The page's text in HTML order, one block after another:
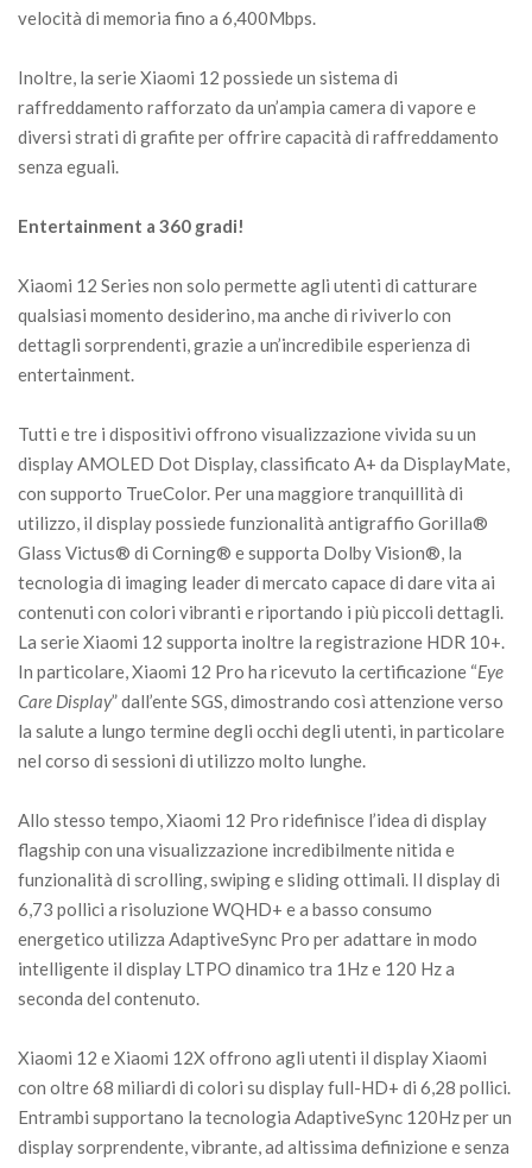
velocità di memoria fino a 6,400Mbps.
Inoltre, la serie Xiaomi 12 possiede un sistema di
raffreddamento rafforzato da un’ampia camera di vapore e
diversi strati di grafite per offrire capacità di raffreddamento
senza eguali.
Entertainment a 360 gradi!
Xiaomi 12 Series non solo permette agli utenti di catturare
qualsiasi momento desiderino, ma anche di riviverlo con
dettagli sorprendenti, grazie a un’incredibile esperienza di
entertainment.
Tutti e tre i dispositivi offrono visualizzazione vivida su un
display AMOLED Dot Display, classificato A+ da DisplayMate,
con supporto TrueColor. Per una maggiore tranquillità di
utilizzo, il display possiede funzionalità antigraffio Gorilla®
Glass Victus® di Corning® e supporta Dolby Vision®, la
tecnologia di imaging leader di mercato capace di dare vita ai
contenuti con colori vibranti e riportando i più piccoli dettagli.
La serie Xiaomi 12 supporta inoltre la registrazione HDR 10+.
In particolare, Xiaomi 12 Pro ha ricevuto la certificazione “Eye
Care Display” dall’ente SGS, dimostrando così attenzione verso
la salute a lungo termine degli occhi degli utenti, in particolare
nel corso di sessioni di utilizzo molto lunghe.
Allo stesso tempo, Xiaomi 12 Pro ridefinisce l’idea di display
flagship con una visualizzazione incredibilmente nitida e
funzionalità di scrolling, swiping e sliding ottimali. Il display di
6,73 pollici a risoluzione WQHD+ e a basso consumo
energetico utilizza AdaptiveSync Pro per adattare in modo
intelligente il display LTPO dinamico tra 1Hz e 120 Hz a
seconda del contenuto.
Xiaomi 12 e Xiaomi 12X offrono agli utenti il display Xiaomi
con oltre 68 miliardi di colori su display full-HD+ di 6,28 pollici.
Entrambi supportano la tecnologia AdaptiveSync 120Hz per un
display sorprendente, vibrante, ad altissima definizione e senza